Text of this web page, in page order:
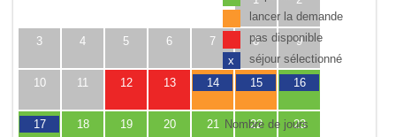
3 4 5 6 7 8 9
10 11 12 13 14 15 16
17 18 19 20 21 22 23
lancer la demande
pas disponible
x
séjour sélectionné
Nombre de jours